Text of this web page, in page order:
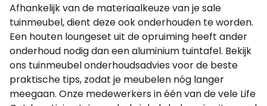
Afhankelijk van de materiaalkeuze van je sale
tuinmeubel, dient deze ook onderhouden te worden.
Een houten loungeset uit de opruiming heeft ander
onderhoud nodig dan een aluminium tuintafel. Bekijk
ons tuinmeubel onderhoudsadvies voor de beste
praktische tips, zodat je meubelen nóg langer
meegaan. Onze medewerkers in één van de vele Life